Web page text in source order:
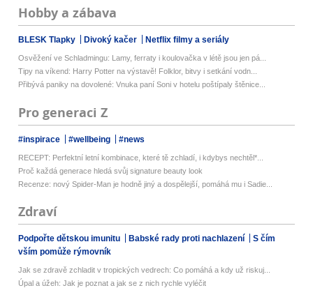
Hobby a zábava
BLESK Tlapky Divoký kačer Netflix filmy a seriály
Osvěžení ve Schladmingu: Lamy, ferraty i koulovačka v létě jsou jen pá...
Tipy na víkend: Harry Potter na výstavě! Folklor, bitvy i setkání vodn...
Přibývá paniky na dovolené: Vnuka paní Soni v hotelu poštípaly štěnice...
Pro generaci Z
#inspirace #wellbeing #news
RECEPT: Perfektní letní kombinace, které tě zchladí, i kdybys nechtěl*...
Proč každá generace hledá svůj signature beauty look
Recenze: nový Spider-Man je hodně jiný a dospělejší, pomáhá mu i Sadie...
Zdraví
Podpořte dětskou imunitu Babské rady proti nachlazení
S čím
vším pomůže rýmovník
Jak se zdravě zchladit v tropických vedrech: Co pomáhá a kdy už riskuj...
Úpal a úžeh: Jak je poznat a jak se z nich rychle vyléčit